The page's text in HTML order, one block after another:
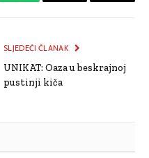
SLJEDEĆI ČLANAK
UNIKAT: Oaza u beskrajnoj
pustinji kiča